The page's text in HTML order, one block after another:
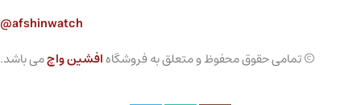
afshinwatch@
© تمامی حقوق محفوظ و متعلق به فروشگاهافشین واچمی باشد.